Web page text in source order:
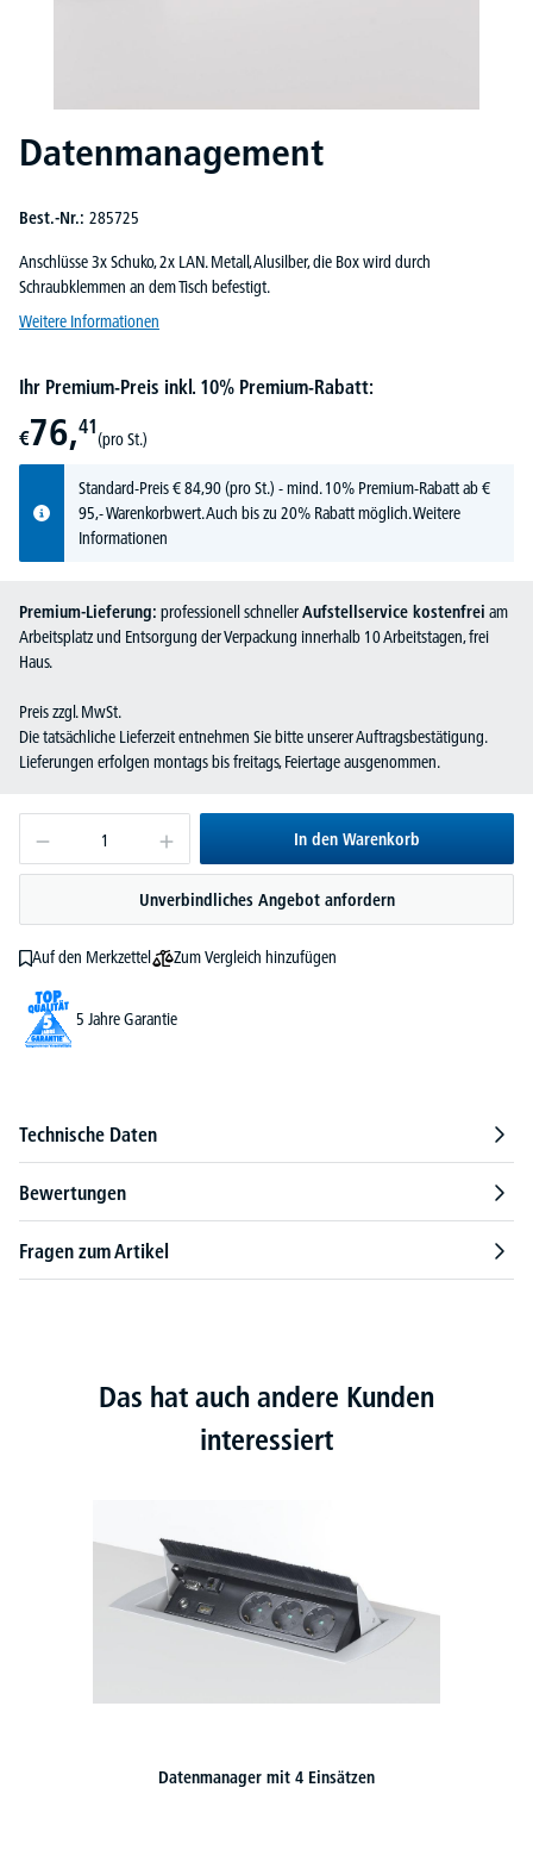
Datenmanagement
Best.-Nr.: 285725
Anschlüsse 3x Schuko, 2x LAN. Metall, Alusilber, die Box wird durch
Schraubklemmen an dem Tisch befestigt.
Weitere Informationen
Ihr Premium-Preis inkl. 10% Premium-Rabatt:
€76,41
(pro St.)
Standard-Preis€84,90(pro St.) - mind. 10% Premium-Rabatt ab €
95,- Warenkorbwert. Auch bis zu 20% Rabatt möglich.Weitere
Informationen
Premium-Lieferung: professionell schnellerAufstellservice kostenfrei am
Arbeitsplatz und Entsorgung der Verpackung innerhalb 10 Arbeitstagen, frei
Haus.
Preis zzgl. MwSt.
Die tatsächliche Lieferzeit entnehmen Sie bitte unserer Auftragsbestätigung.
Lieferungen erfolgen montags bis freitags, Feiertage ausgenommen.
In den Warenkorb
Unverbindliches Angebot anfordern
Auf den Merkzettel Zum Vergleich hinzufügen
5 Jahre Garantie
Technische Daten
Bewertungen
Fragen zum Artikel
Das hat auch andere Kunden
interessiert
Datenmanager mit 4 Einsätzen